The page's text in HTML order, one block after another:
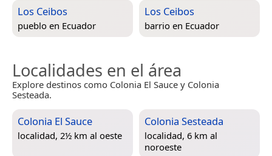
Los Ceibos
pueblo en Ecuador
Los Ceibos
barrio en Ecuador
Localidades en el área
Explore destinos como Colonia El Sauce y Colonia
Sesteada.
Colonia El Sauce
localidad, 2½ km al oeste
Colonia Sesteada
localidad, 6 km al
noroeste